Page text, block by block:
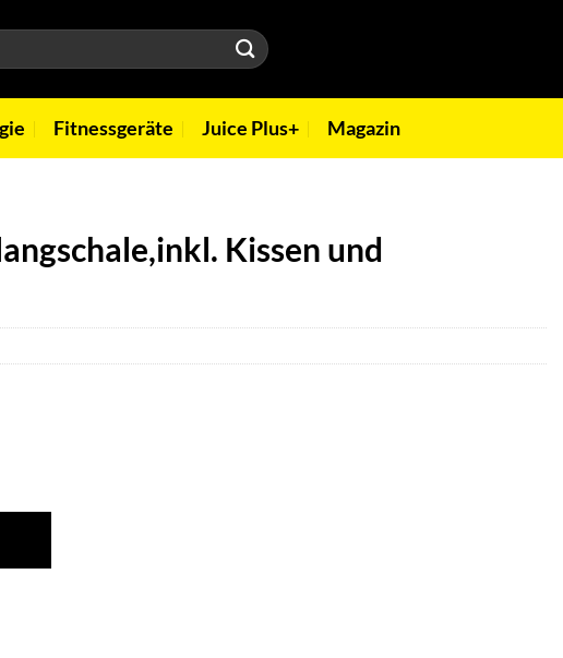
Fitnessgeräte Juice Plus+ Magazin
Kissen und